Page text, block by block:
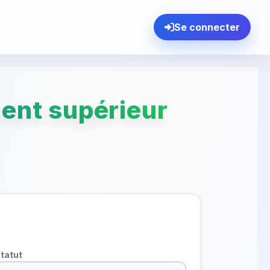
Se connecter
supérieur